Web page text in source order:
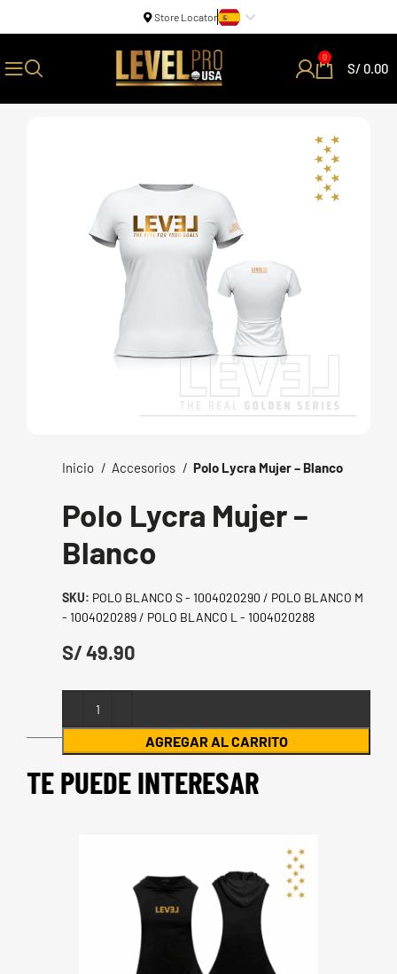
Store Locator
0
S/ 0.00
Inicio Accesorios Polo Lycra Mujer – Blanco
Polo Lycra Mujer –
Blanco
SKU: POLO BLANCO S - 1004020290 / POLO BLANCO M
- 1004020289 / POLO BLANCO L - 1004020288
S/
AGREGAR AL CARRITO
TE PUEDE INTERESAR